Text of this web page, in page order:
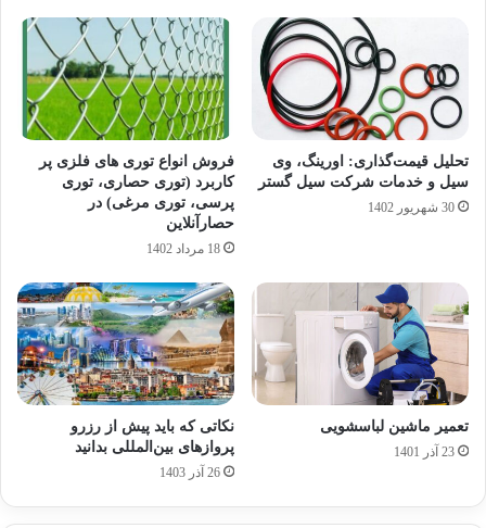
تحلیل قیمت‌گذاری: اورینگ، وی
سیل و خدمات شرکت سیل گستر
30 شهریور 1402
فروش انواع توری های فلزی پر
کاربرد (توری حصاری، توری
پرسی، توری مرغی) در
حصارآنلاین
18 مرداد 1402
تعمیر ماشین لباسشویی
23 آذر 1401
نکاتی که باید پیش از رزرو
پروازهای بین‌المللی بدانید
26 آذر 1403